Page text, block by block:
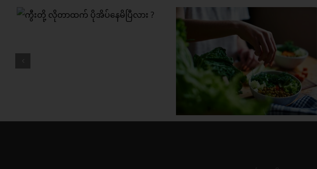
တစ်ကိုယ်တည်း ပြည့်ပြည့်ဝဝ
သာယာမှုကို ခံစားလိုက်ပါ